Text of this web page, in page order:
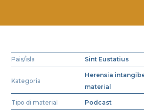
Pais/isla Sint Eustatius
Kategoria
Herensia
material
Tipo di material Podcast